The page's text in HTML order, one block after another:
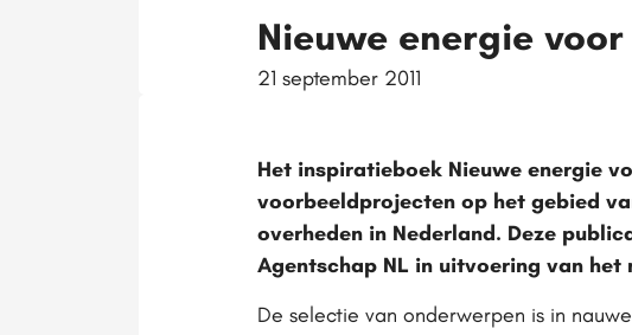
Nieuwe energie
21 september 2011
Het inspiratieboek Nieuwe energie
voorbeeldprojecten op het gebied
overheden in Nederland. Deze
Agentschap NL in uitvoering van
De selectie van onderwerpen is in